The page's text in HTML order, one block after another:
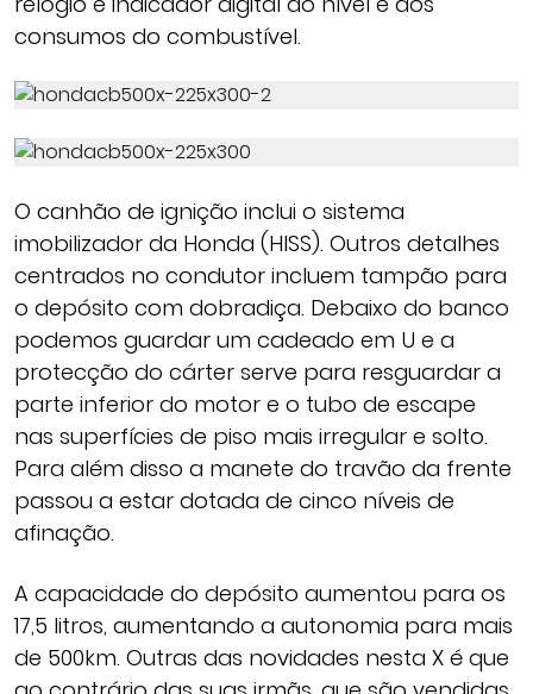
consumos do combustível.
O canhão de ignição inclui o sistema
imobilizador da Honda (HISS). Outros detalhes
centrados no condutor incluem tampão para
o depósito com dobradiça. Debaixo do banco
podemos guardar um cadeado em U e a
protecção do cárter serve para resguardar a
parte inferior do motor e o tubo de escape
nas superfícies de piso mais irregular e solto.
Para além disso a manete do travão da frente
passou a estar dotada de cinco níveis de
afinação.
A capacidade do depósito aumentou para os
17,5 litros, aumentando a autonomia para mais
de 500km. Outras das novidades nesta X é que